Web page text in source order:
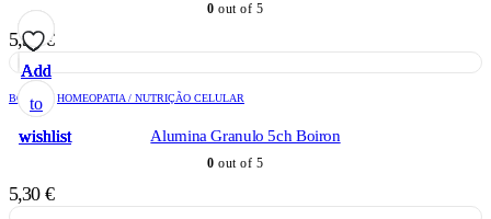
Add
to
wishlist
Add
to
wishlist
0 out of 5
5,30€
Add
to
wishlist
BOIRON HOMEOPATIA / NUTRIÇÃO CELULAR
Alumina Granulo 5ch Boiron
0 out of 5
5,30 €
Add
to
wishlist
Add
to
wishlist